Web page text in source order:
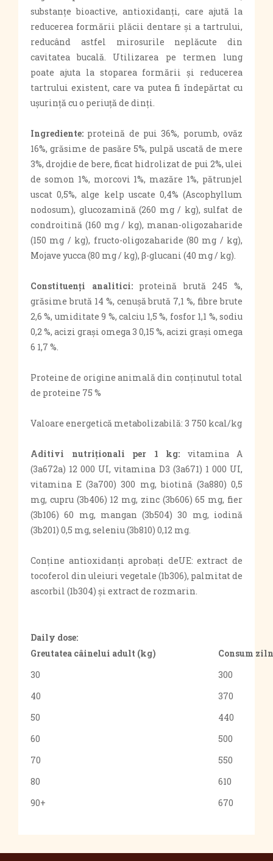
substanțe bioactive, antioxidanți, care ajută la
reducerea formării plăcii dentare și a tartrului,
reducând astfel mirosurile neplăcute din
cavitatea bucală. Utilizarea pe termen lung
poate ajuta la stoparea formării și reducerea
tartrului existent, care va putea fi îndepărtat cu
ușurință cu o periuță de dinți.
Ingrediente: proteină de pui 36%, porumb, ovăz
16%, grăsime de pasăre 5%, pulpă uscată de mere
3%, drojdie de bere, ficat hidrolizat de pui 2%, ulei
de somon 1%, morcovi 1%, mazăre 1%, pătrunjel
uscat 0,5%, alge kelp uscate 0,4% (Ascophyllum
nodosum), glucozamină (260 mg / kg), sulfat de
condroitină (160 mg / kg), manan-oligozaharide
(150 mg / kg), fructo-oligozaharide (80 mg / kg),
Mojave yucca (80 mg / kg), β-glucani (40 mg / kg).
Constituenți analitici:proteină brută 245 %,
grăsime brută 14 %, cenușă brută 7,1 %, fibre brute
2,6 %, umiditate 9 %, calciu 1,5 %, fosfor 1,1 %, sodiu
0,2 %, acizi graşi omega 3 0,15 %, acizi graşi omega
6 1,7 %.
Proteine de origine animală din conținutul total
de proteine 75 %
Valoare energetică metabolizabilă: 3 750 kcal/kg
Aditivi nutriționali per 1 kg: vitamina A
(3a672a) 12 000 UI, vitamina D3 (3a671) 1 000 UI,
vitamina E (3a700) 300 mg, biotină (3a880) 0,5
mg, cupru (3b406) 12 mg, zinc (3b606) 65 mg, fier
(3b106) 60 mg, mangan (3b504) 30 mg, iodină
(3b201) 0,5 mg, seleniu (3b810) 0,12 mg.
Conţine antioxidanţi aprobaţi deUE: extract de
tocoferol din uleiuri vegetale (1b306), palmitat de
ascorbil (1b304) şi extract de rozmarin.
Daily dose:
Greutatea câinelui adult (kg)
Consum
30
300
40
370
50
440
60
500
70
550
80
610
90+
670